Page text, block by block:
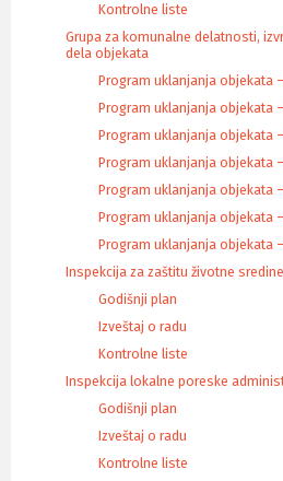
Kontrolne liste
Grupa za komunalne delatnosti,
dela objekata
Program uklanjanja objekata
Program uklanjanja objekata
Program uklanjanja objekata
Program uklanjanja objekata
Program uklanjanja objekata
Program uklanjanja objekata
Program uklanjanja objekata
Inspekcija za zaštitu životne sredine
Godišnji plan
Izveštaj o radu
Kontrolne liste
Inspekcija lokalne poreske
Godišnji plan
Izveštaj o radu
Kontrolne liste